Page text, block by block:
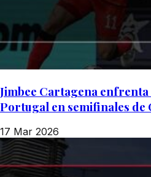
Jimbee Cartagena
Portugal en semifinales de
17 Mar 2026